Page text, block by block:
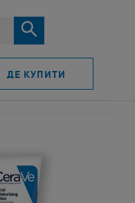
ДЕ КУПИТИ